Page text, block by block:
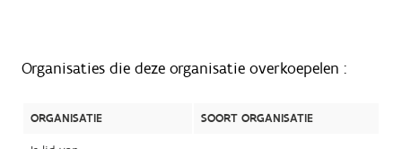
Organisaties die deze organisatie overkoepelen :
ORGANISATIE
SOORT ORGANISATIE